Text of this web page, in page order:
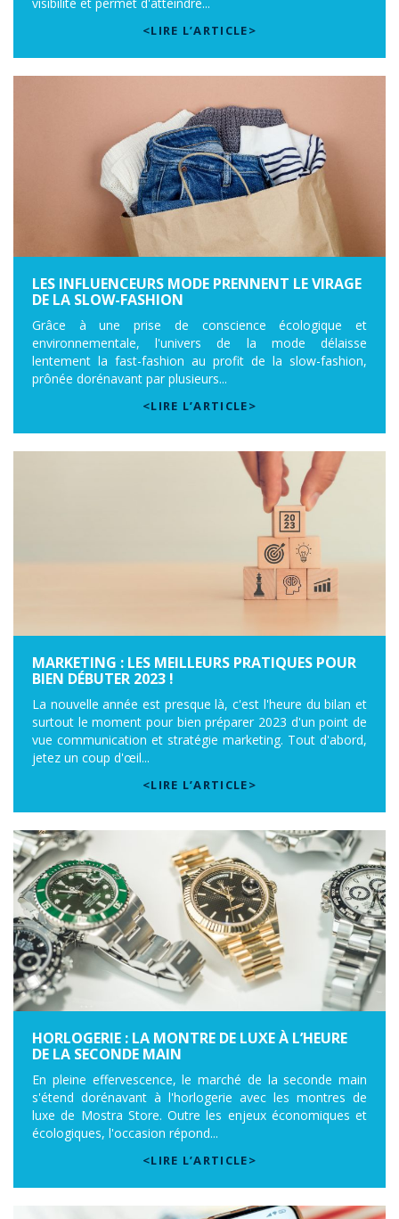
<LIRE L’ARTICLE>
LES INFLUENCEURS MODE PRENNENT LE VIRAGE
DE LA SLOW-FASHION
Grâce à une prise de conscience écologique et
environnementale, l'univers de la mode délaisse
lentement la fast-fashion au profit de la slow-fashion,
prônée dorénavant par plusieurs...
<LIRE L’ARTICLE>
MARKETING : LES MEILLEURS PRATIQUES POUR
BIEN DÉBUTER 2023 !
La nouvelle année est presque là, c'est l'heure du bilan et
surtout le moment pour bien préparer 2023 d'un point de
vue communication et stratégie marketing. Tout d'abord,
jetez un coup d'œil...
<LIRE L’ARTICLE>
HORLOGERIE : LA MONTRE DE LUXE À L’HEURE
DE LA SECONDE MAIN
En pleine effervescence, le marché de la seconde main
s'étend dorénavant à l'horlogerie avec les montres de
luxe de Mostra Store. Outre les enjeux économiques et
écologiques, l'occasion répond...
<LIRE L’ARTICLE>